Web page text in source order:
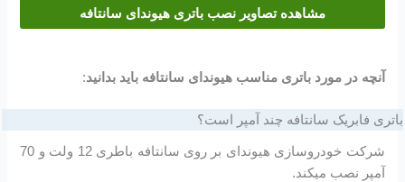
مشاهده تصاویر نصب باتری هیوندای سانتافه
آنچه در مورد باتری مناسب هیوندای سانتافه باید بدانید:
باتری فابریک سانتافه چند آمپر است؟
شرکت خودروسازی هیوندای بر روی سانتافه باطری 12 ولت و 70
آمپر نصب میکند.